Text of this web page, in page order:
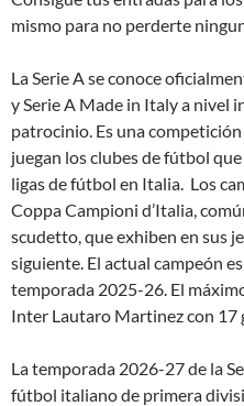
mismo para no perderte
La Serie A se conoce
y Serie A Made in Italy a nivel
patrocinio. Es una
juegan los clubes de fútbol
ligas de fútbol en Italia. Los
Coppa Campioni d’Italia,
scudetto, que exhiben en sus
siguiente. El actual campeón
temporada 2025-26. El
Inter Lautaro Martinez con 17
La temporada 2026-27 de la
fútbol italiano de primera